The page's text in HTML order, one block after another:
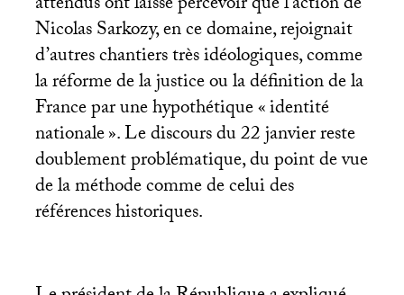
Nicolas Sarkozy, en ce domaine, rejoignait
d’autres chantiers très idéologiques, comme
la réforme de la justice ou la définition de la
France par une hypothétique «identité
nationale». Le discours du 22 janvier reste
doublement problématique, du point de vue
de la méthode comme de celui des
références historiques.